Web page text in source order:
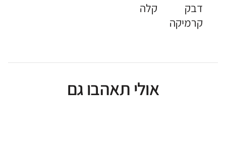
דבק
קרמיקה
קלה
אולי תאהבו גם